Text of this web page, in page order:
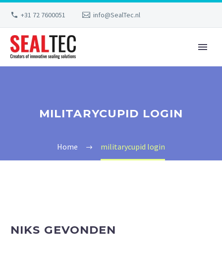
+31 72 7600051 info@SealTec.nl
MILITARYCUPID LOGIN
Home militarycupid login
NIKS GEVONDEN